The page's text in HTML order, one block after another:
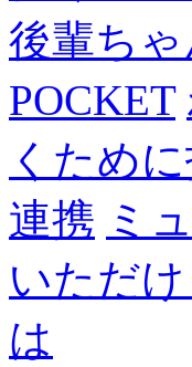
後輩ち
POCKET
くため
連携 ミ
いただ
は